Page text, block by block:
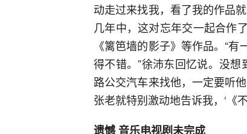
动走过来找我，看了我的作品
几年中，这对忘年交一起合作
《篱笆墙的影子》等作品。“
得不错。”徐沛东回忆说。没
路公交汽车来找他，一定要听
张老就特别激动地告诉我，‘《
遗憾 音乐电视剧未完成